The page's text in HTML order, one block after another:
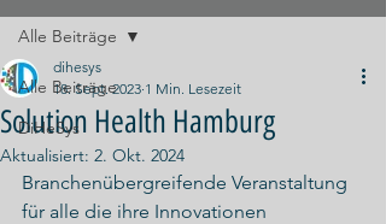
Alle Beiträge
DiHeSys
Alle Beiträge
Solution Health Hamburg
dihesys
18. Sept. 2023 1 Min. Lesezeit
Aktualisiert: 2. Okt. 2024
Branchenübergreifende Veranstaltung
für alle die ihre Innovationen